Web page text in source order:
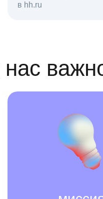
в hh.ru